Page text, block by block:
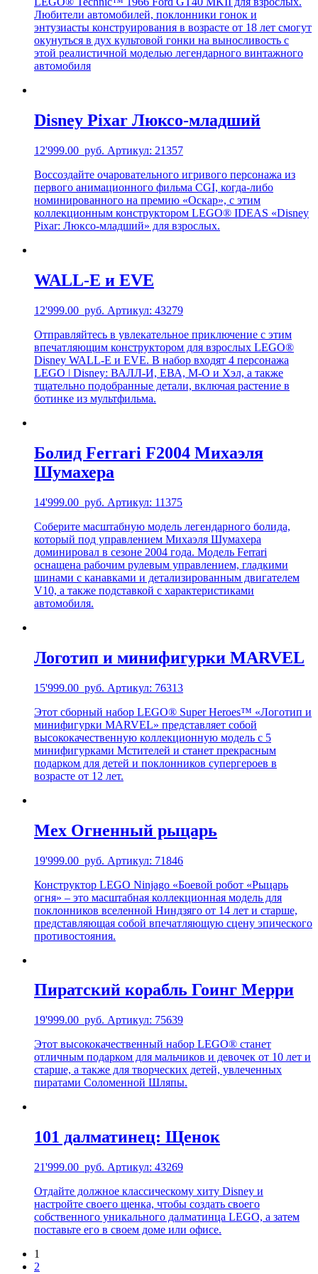
Любители автомобилей, поклонники гонок и
энтузиасты конструирования в возрасте от 18 лет смогут
окунуться в дух культовой гонки на выносливость с
этой реалистичной моделью легендарного винтажного
автомобиля
Disney Pixar Люксо-младший
12'999.00 руб. Артикул: 21357
Воссоздайте очаровательного игривого персонажа из
первого анимационного фильма CGI, когда-либо
номинированного на премию «Оскар», с этим
коллекционным конструктором LEGO® IDEAS «Disney
Pixar: Люксо-младший» для взрослых.
WALL-E и EVE
12'999.00 руб. Артикул: 43279
Отправляйтесь в увлекательное приключение с этим
впечатляющим конструктором для взрослых LEGO®
Disney WALL-E и EVE. В набор входят 4 персонажа
LEGO ǀ Disney: ВАЛЛ-И, ЕВА, М-О и Хэл, а также
тщательно подобранные детали, включая растение в
ботинке из мультфильма.
Болид Ferrari F2004 Михаэля
Шумахера
14'999.00 руб. Артикул: 11375
Соберите масштабную модель легендарного болида,
который под управлением Михаэля Шумахера
доминировал в сезоне 2004 года. Модель Ferrari
оснащена рабочим рулевым управлением, гладкими
шинами с канавками и детализированным двигателем
V10, а также подставкой с характеристиками
автомобиля.
Логотип и минифигурки MARVEL
15'999.00 руб. Артикул: 76313
Этот сборный набор LEGO® Super Heroes™ «Логотип и
минифигурки MARVEL» представляет собой
высококачественную коллекционную модель с 5
минифигурками Мстителей и станет прекрасным
подарком для детей и поклонников супергероев в
возрасте от 12 лет.
Мех Огненный рыцарь
19'999.00 руб. Артикул: 71846
Конструктор LEGO Ninjago «Боевой робот «Рыцарь
огня» – это масштабная коллекционная модель для
поклонников вселенной Ниндзяго от 14 лет и старше,
представляющая собой впечатляющую сцену эпического
противостояния.
Пиратский корабль Гоинг Мерри
19'999.00 руб. Артикул: 75639
Этот высококачественный набор LEGO® станет
отличным подарком для мальчиков и девочек от 10 лет и
старше, а также для творческих детей, увлеченных
пиратами Соломенной Шляпы.
101 далматинец: Щенок
21'999.00 руб. Артикул: 43269
Отдайте должное классическому хиту Disney и
настройте своего щенка, чтобы создать своего
собственного уникального далматинца LEGO, а затем
поставьте его в своем доме или офисе.
1
2